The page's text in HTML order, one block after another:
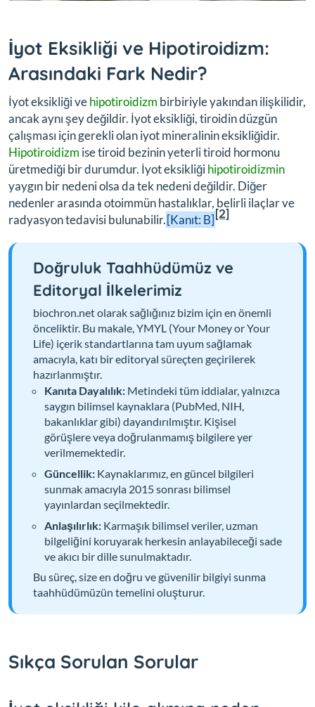
İyot Eksikliği ve Hipotiroidizm:
Arasındaki Fark Nedir?
İyot eksikliği vehipotiroidizm birbiriyle yakından ilişkilidir,
ancak aynı şey değildir. İyot eksikliği, tiroidin düzgün
çalışması için gerekli olan iyot mineralinin eksikliğidir.
Hipotiroidizm ise tiroid bezinin yeterli tiroid hormonu
üretmediği bir durumdur. İyot eksikliğihipotiroidizmin
yaygın bir nedeni olsa da tek nedeni değildir. Diğer
nedenler arasında otoimmün hastalıklar, belirli ilaçlar ve
radyasyon tedavisi bulunabilir.[Kanıt: B][2]
Doğruluk Taahhüdümüz ve
Editoryal İlkelerimiz
biochron.net olarak sağlığınız bizim için en önemli
önceliktir. Bu makale, YMYL (Your Money or Your
Life) içerik standartlarına tam uyum sağlamak
amacıyla, katı bir editoryal süreçten geçirilerek
hazırlanmıştır.
Kanıta Dayalılık: Metindeki tüm iddialar, yalnızca
saygın bilimsel kaynaklara (PubMed, NIH,
bakanlıklar gibi) dayandırılmıştır. Kişisel
görüşlere veya doğrulanmamış bilgilere yer
verilmemektedir.
Güncellik: Kaynaklarımız, en güncel bilgileri
sunmak amacıyla 2015 sonrası bilimsel
yayınlardan seçilmektedir.
Anlaşılırlık: Karmaşık bilimsel veriler, uzman
bilgeliğini koruyarak herkesin anlayabileceği sade
ve akıcı bir dille sunulmaktadır.
Bu süreç, size en doğru ve güvenilir bilgiyi sunma
taahhüdümüzün temelini oluşturur.
Sıkça Sorulan Sorular